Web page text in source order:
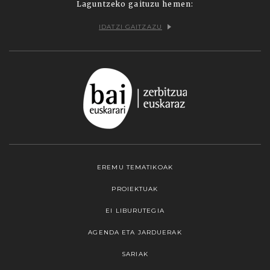
Laguntzeko gaituzu hemen:
IDATZI GAITZAZU
EREMU TEMATIKOAK
PROIEKTUAK
EI LIBURUTEGIA
AGENDA ETA JARDUERAK
SARIAK